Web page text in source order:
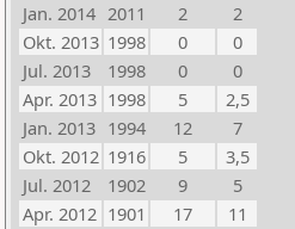
Jan. 2014 2011 2
2
Okt. 2013 1998 0
0
Jul. 2013
1998 0
0
Apr. 2013 1998 5
2,5
Jan. 2013 1994 12
7
Okt. 2012 1916 5
3,5
Jul. 2012
1902 9
5
Apr. 2012 1901 17
11